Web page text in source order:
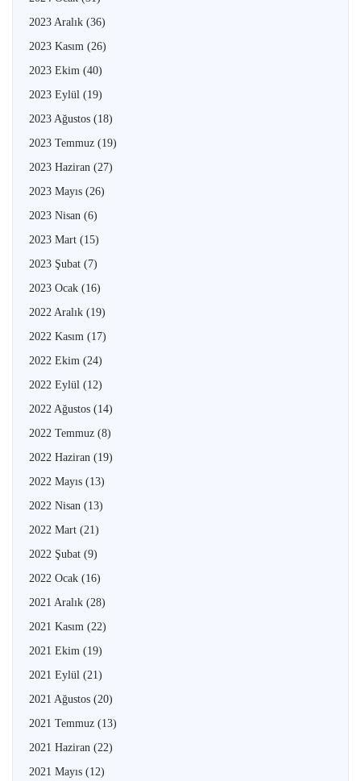
2023 Aralık (36)
2023 Kasım (26)
2023 Ekim (40)
2023 Eylül (19)
2023 Ağustos (18)
2023 Temmuz (19)
2023 Haziran (27)
2023 Mayıs (26)
2023 Nisan (6)
2023 Mart (15)
2023 Şubat (7)
2023 Ocak (16)
2022 Aralık (19)
2022 Kasım (17)
2022 Ekim (24)
2022 Eylül (12)
2022 Ağustos (14)
2022 Temmuz (8)
2022 Haziran (19)
2022 Mayıs (13)
2022 Nisan (13)
2022 Mart (21)
2022 Şubat (9)
2022 Ocak (16)
2021 Aralık (28)
2021 Kasım (22)
2021 Ekim (19)
2021 Eylül (21)
2021 Ağustos (20)
2021 Temmuz (13)
2021 Haziran (22)
2021 Mayıs (12)